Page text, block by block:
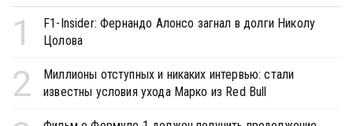
1
F1-Insider: Фернандо Алонсо загнал в долги Николу
Цолова
2
Миллионы отступных и никаких интервью: стали
известны условия ухода Марко из Red Bull